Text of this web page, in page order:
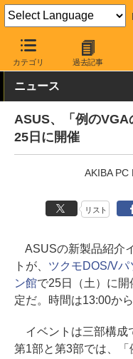
カテゴリ 過去記事
AKIBA PC Hotline! イベン
ニュース
ASUS、「例のVGA
25日に開催
AKIBA PC
リスト
ASUSの新製品紹介
トが、 ツクモDOS/Vパ
ン館で25日（土）に開
定だ。時間は13:00から
イベントは三部構成
第1部と第3部では、「